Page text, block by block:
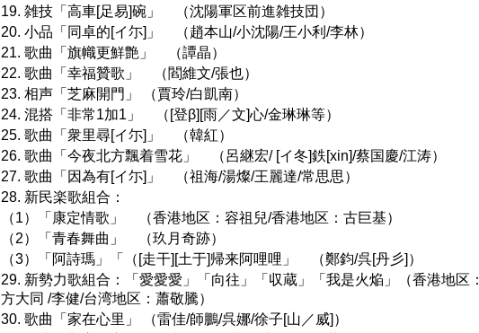
19. 雑技「高車[足易]碗」 （沈陽軍区前進雑技団）
20. 小品「同卓的[イ尓]」 （趙本山/小沈陽/王小利/李林）
21. 歌曲「旗幟更鮮艶」 （譚晶）
22. 歌曲「幸福贊歌」 （閻維文/張也）
23. 相声「芝麻開門」 （賈玲/白凱南）
24. 混搭「非常1加1」 （[登β][雨／文]心/金琳琳等）
25. 歌曲「衆里尋[イ尓]」 （韓紅）
26. 歌曲「今夜北方飄着雪花」 （呂継宏/ [イ冬]鉄[xin]/蔡国慶/江涛）
27. 歌曲「因為有[イ尓]」 （祖海/湯燦/王麗達/常思思）
28. 新民楽歌組合：
（1）「康定情歌」 （香港地区：容祖兒/香港地区：古巨基）
（2）「青春舞曲」 （玖月奇跡）
（3）「阿詩瑪」「（[走干][土于]帰来阿哩哩」 （鄭鈞/呉[丹彡]）
29. 新勢力歌組合：「愛愛愛」「向往」「収蔵」「我是火焔」（香港地区：
方大同 /李健/台湾地区：蕭敬騰）
30. 歌曲「家在心里」 （雷佳/師鵬/呉娜/徐子[山／威]）